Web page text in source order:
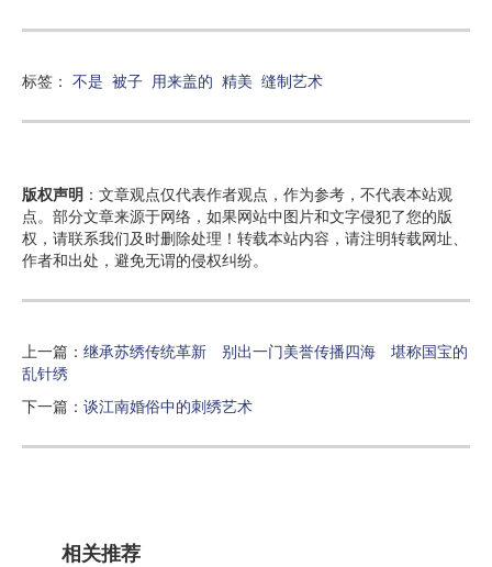
标签： 不是 被子 用来盖的 精美 缝制艺术
版权声明 ：文章观点仅代表作者观点，作为参考，不代表本站观
点。部分文章来源于网络，如果网站中图片和文字侵犯了您的版
权，请联系我们及时删除处理！转载本站内容，请注明转载网址、
作者和出处，避免无谓的侵权纠纷。
上一篇： 继承苏绣传统革新 别出一门美誉传播四海 堪称国宝的
乱针绣
下一篇： 谈江南婚俗中的刺绣艺术
相关推荐